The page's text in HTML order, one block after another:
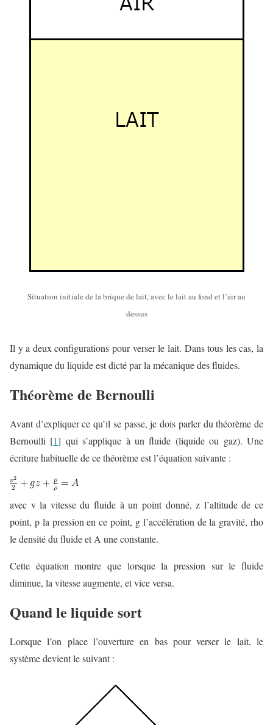
Situation initiale de la brique de lait, avec le lait au fond et l’air au
dessus
Il y a deux configurations pour verser le lait. Dans tous les cas, la
dynamique du liquide est dicté par la mécanique des fluides.
Théorème de Bernoulli
Avant d’expliquer ce qu’il se passe, je dois parler du théorème de
Bernoulli [1] qui s’applique à un fluide (liquide ou gaz). Une
écriture habituelle de ce théorème est l’équation suivante :
avec v la vitesse du fluide à un point donné, z l’altitude de ce
point, p la pression en ce point, g l’accélération de la gravité, rho
le densité du fluide et A une constante.
Cette équation montre que lorsque la pression sur le fluide
diminue, la vitesse augmente, et vice versa.
Quand le liquide sort
Lorsque l’on place l’ouverture en bas pour verser le lait, le
système devient le suivant :